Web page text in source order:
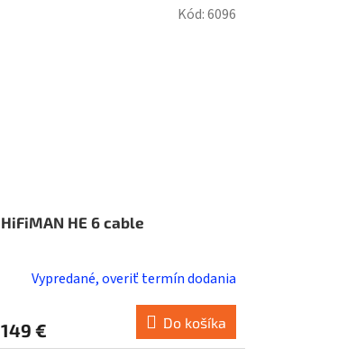
HiFiMAN HE 6 cable
Vypredané, overiť termín dodania
149 € Do košíka
Kód:6096